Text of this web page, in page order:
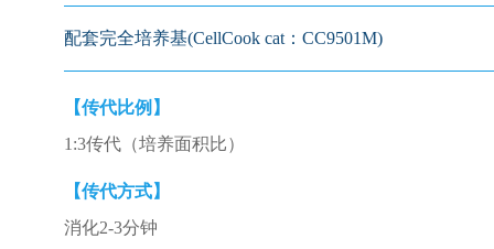
配套完全培养基(CellCook cat：CC9501M)
【传代比例】
1:3传代（培养面积比）
【传代方式】
消化2-3分钟